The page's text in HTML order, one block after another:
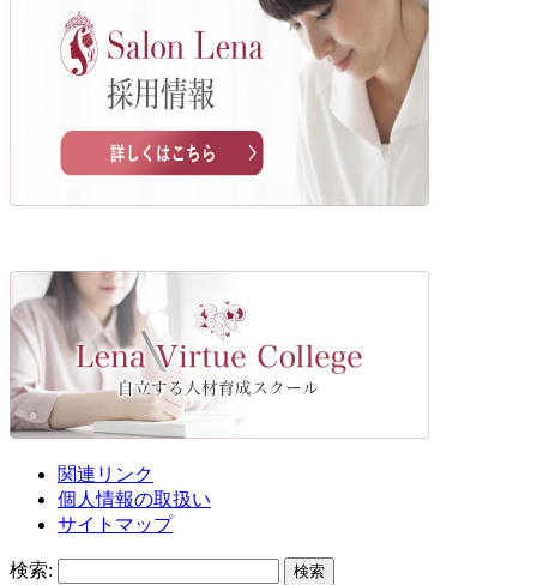
関連リンク
個人情報の取扱い
サイトマップ
検索: